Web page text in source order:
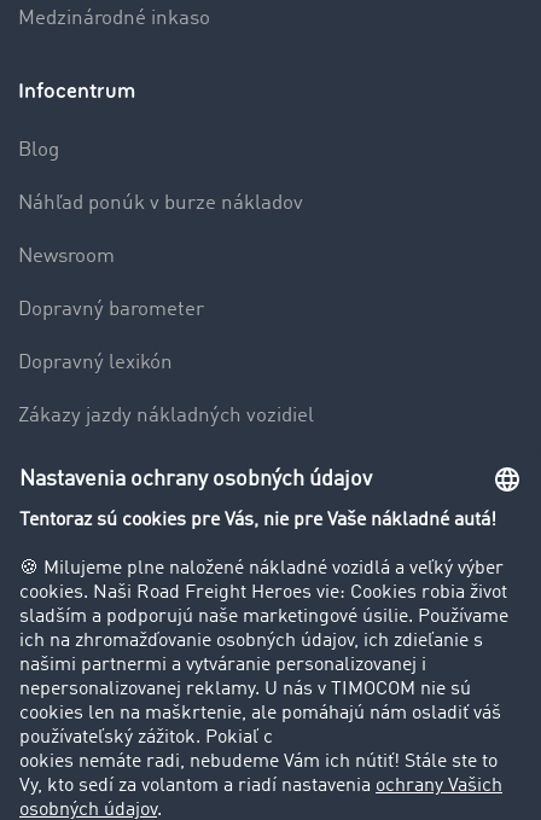
Medzinárodné inkaso
Infocentrum
Blog
Náhľad ponúk v burze nákladov
Newsroom
Dopravný barometer
Dopravný lexikón
Zákazy jazdy nákladných vozidiel
Firma
Príbehy zákazníkov
Zákazníci získavajú zákazníkov
Podpora
Kontakt